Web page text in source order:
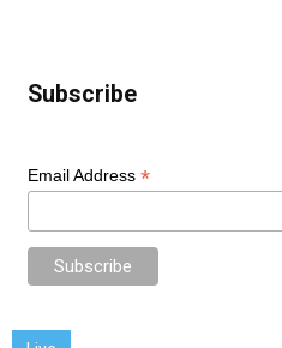
Subscribe
Email Address *